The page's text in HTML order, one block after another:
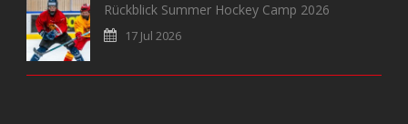
Rückblick Summer Hockey Camp 2026
17 Jul 2026